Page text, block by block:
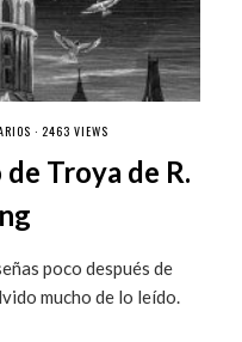
· 2463 VIEWS
Troya de R.
poco después de
mucho de lo leído.